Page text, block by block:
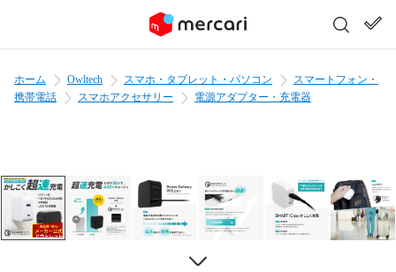
ホーム Owltech スマホ・タブレット・パソコン
スマートフォン・
携帯電話
スマホアクセサリー 電源アダプター・充電器